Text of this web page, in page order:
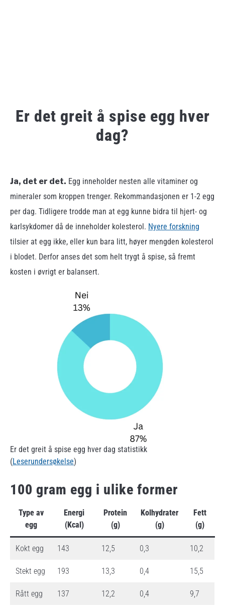
Er det greit å spise egg hver
dag?
in
Ukategorisert
Ja, det er det. Egg inneholder nesten alle vitaminer og
mineraler som kroppen trenger. Rekommandasjonen er 1-2 egg
per dag. Tidligere trodde man at egg kunne bidra til hjert- og
karlsykdomer då de inneholder kolesterol. Nyere forskning
tilsier at egg ikke, eller kun bara litt, høyer mengden kolesterol
i blodet. Derfor anses det som helt trygt å spise, så fremt
kosten i øvrigt er balansert.
Er det greit å spise egg hver dag statistikk
(Leserundersøkelse)
100 gram egg i ulike former
Type av
egg
Energi
(Kcal)
Protein
(g)
Kolhydrater
(g)
Fett
(g)
Kokt egg 143 12,5 0,3 10,2
Stekt egg 193 13,3 0,4 15,5
Rått egg 137 12,2 0,4 9,7